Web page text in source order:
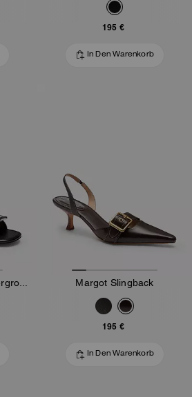
195 €
In Den Warenkorb
Margot-Sandale Mit Übergroßer Schnalle Aus Loved-Leder Margot Slingback
195 €
In Den Warenkorb